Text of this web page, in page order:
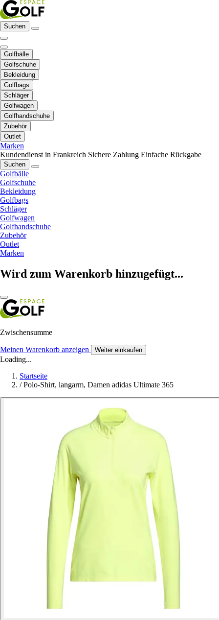
Suchen
Golfbälle
Golfschuhe
Bekleidung
Golfbags
Schläger
Golfwagen
Golfhandschuhe
Zubehör
Outlet
Marken
Kundendienst in Frankreich Sichere Zahlung Einfache Rückgabe
Suchen
Golfbälle
Golfschuhe
Bekleidung
Golfbags
Schläger
Golfwagen
Golfhandschuhe
Zubehör
Outlet
Marken
Wird zum Warenkorb hinzugefügt...
Zwischensumme
Meinen Warenkorb anzeigen Weiter einkaufen
Loading...
Startseite
/ Polo-Shirt, langarm, Damen adidas Ultimate 365